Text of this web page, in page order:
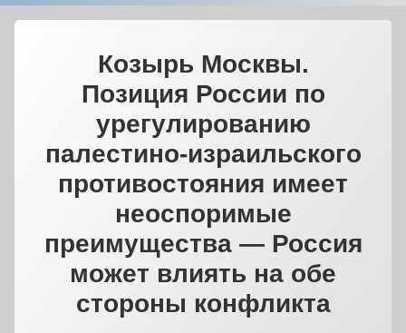
Козырь Москвы.
Позиция России по
урегулированию
палестино-израильского
противостояния имеет
неоспоримые
преимущества — Россия
может влиять на обе
стороны конфликта